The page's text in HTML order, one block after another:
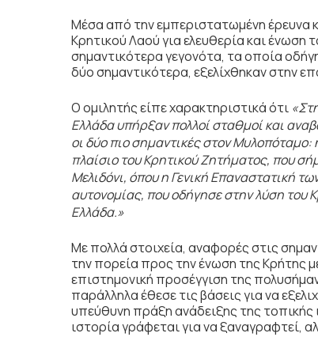
Μέσα από την εμπεριστατωμένη έρευνα
Κρητικού Λαού για ελευθερία και ένωση
σημαντικότερα γεγονότα, τα οποία
δύο σημαντικότερα, εξελίχθηκαν στην
Ο ομιλητής είπε χαρακτηριστικά ότι
Ελλάδα υπήρξαν πολλοί σταθμοί και
οι δύο πιο σημαντικές στον
πλαίσιο του Κρητικού Ζητήματος, που
Μελιδόνι, όπου η Γενική Επαναστατική
αυτονομίας, που οδήγησε στην λύση του
Ελλάδα.»
Με πολλά στοιχεία, αναφορές στις
την πορεία προς την ένωση της Κρήτης
επιστημονική προσέγγιση της
παράλληλα έθεσε τις βάσεις για να
υπεύθυνη πράξη ανάδειξης της τοπικής
ιστορία γράφεται για να ξαναγραφτεί,